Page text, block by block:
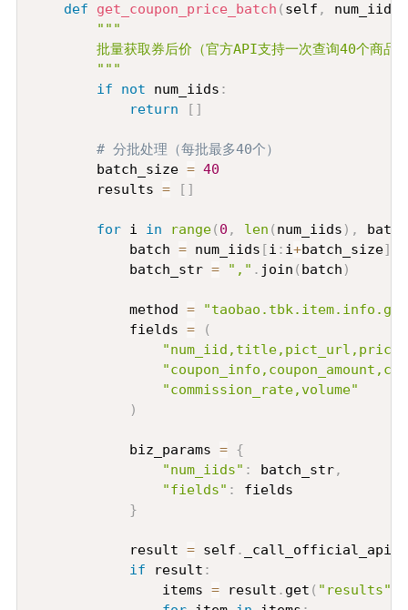
def get_coupon_price_batch ( self , num_iids
"""
批量获取券后价（官方API支持一次查询40个商品
        """
if
not num_iids :
return
[ ]
# 分批处理（每批最多40个）
        batch_size
= 40
        results
= [ ]
for i in range( 0 , len ( num_iids ) ,
            batch
= num_iids [i : i+batch_size]
            batch_str
= "," . join ( batch )
            method
=
            fields
=
(
"commission_rate,volume"
)
            biz_params
= {
"num_iids" : batch_str,
"fields" :
fields
}
            result
= self . _call_official_api
if result :
                items
= result . get ( "results"